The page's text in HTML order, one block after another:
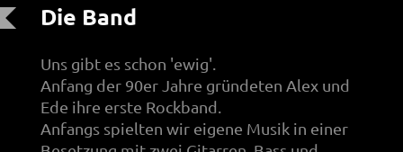
Die Band
Uns gibt es schon 'ewig'.
Anfang der 90er Jahre gründeten Alex und
Ede ihre erste Rockband.
Anfangs spielten wir eigene Musik in einer